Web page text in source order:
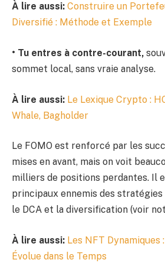
À lire aussi: Construire un
Diversifié : Méthode et Exemple
• Tu entres à contre-courant,
sommet local, sans vraie analyse.
À lire aussi: Le Lexique Crypto :
Whale, Bagholder
Le FOMO est renforcé par les
mises en avant, mais on voit
milliers de positions perdantes. Il
principaux ennemis des
le DCA et la diversification (voir
À lire aussi: Les NFT Dynamiques
Évolue dans le Temps